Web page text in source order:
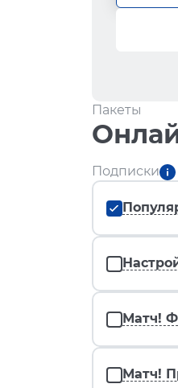
Пакеты
Подписки
Матч!
Матч!